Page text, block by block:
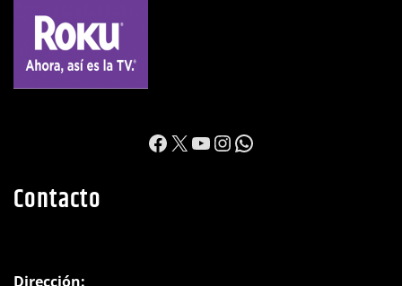
https://
X YouTube
Instagram
WhatsApp
Contacto